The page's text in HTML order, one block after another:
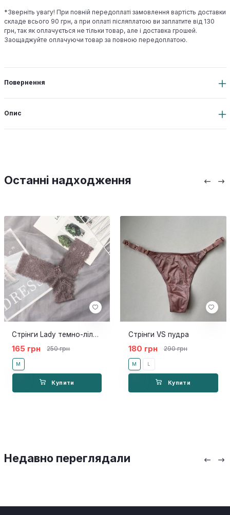
*Зверніть увагу! При повній передоплаті замовлення вартість доставки
складе всього 90 грн, а при оплаті післяплатою ви заплатите від 130
грн, так як оплачується не тільки товар, але і доставка грошей.
Заощаджуйте оплачуючи товар за повною передоплатою.
Повернення
Опис
Останні надходження
Стрінги Lady темно-ліловий
165 грн 250 грн
M
Купити
Стрінги VS пудра
180 грн 290 грн
M L
Купити
Недавно переглядали